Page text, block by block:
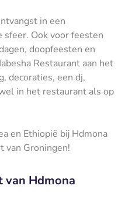
in een
sfeer. Ook voor feesten
doopfeesten en
Restaurant aan het
decoraties, een dj,
in het restaurant als op
en Ethiopië bij Hdmona
van Groningen!
van Hdmona